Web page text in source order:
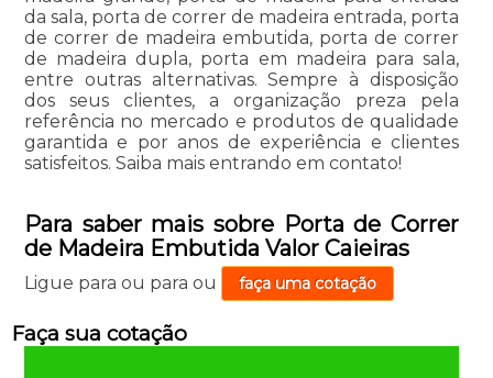
da sala, porta de correr de madeira entrada, porta
de correr de madeira embutida, porta de correr
de madeira dupla, porta em madeira para sala,
entre outras alternativas. Sempre à disposição
dos seus clientes, a organização preza pela
referência no mercado e produtos de qualidade
garantida e por anos de experiência e clientes
satisfeitos. Saiba mais entrando em contato!
Para saber mais sobre Porta de Correr
de Madeira Embutida Valor Caieiras
Ligue para ou para ou faça uma cotação
Faça sua cotação